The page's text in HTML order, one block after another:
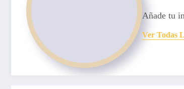
Añade tu
Ver Todas